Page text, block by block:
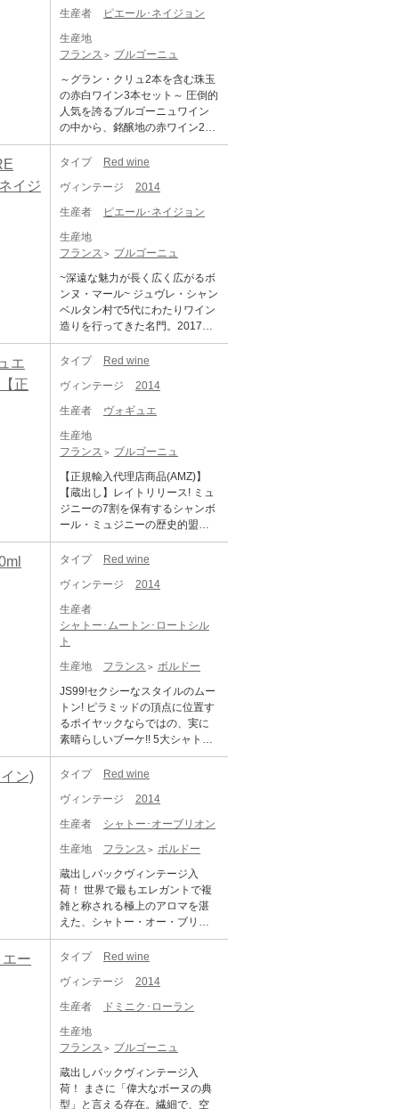
「超ウルトラ・ヴィエイユ・ヴ
有するコンブ・ドルヴォーの中
でも特に樹齢の古い樹から取れ
た葡萄を使い造られたキュヴ
ェ。 モレ・サン・ドニに本拠を
構え、家族4代にわたって続くド
メーヌです。1993年に現当主の
イン造り・ブドウ造りを大幅に
変更し、ワイン・スペクテータ
どその評価もうなぎのぼりに上
がって来ている大注目株です。
最新のクラスマンの評価では、
ーランなどと並ぶ「★★2つ星」
を獲得し、現段階では「さまざ
まな技法・最新技術を試してい
る段階です。これらを習熟すれ
ば昔ながらの手仕事に頼ってい
るだけでは到達できない高いレ
ベルの品質の安定を得られるだ
ろう」(途中略)とかなりの高評価
と将来に渡る期待を寄せられて
ジニー 1er ラ・コンブ・ドルヴ
ォー VV キュヴェ・ウルトラ」
は、ミュジニーに隣接している1
級畑で、実質的にはグラン・ク
リュに匹敵する酒質と地質を備
えています。グラン・クリュの
れた好立地の畑で、斜面上部は
となり、斜面下部は凝縮感が高
く深みがあり、フレッシュさも
ある味わいのワインとなりま
す。 この畑の最も樹齢の高い区
画のブドウを使用している特別
なキュヴェ。赤系果実にスミレ
アロマを持ち、果実の凝縮感が
高く、肉付きのよさと上品さを
兼ね備えた逸品です。 そして、
通常のラ・コンブ・ドルヴォー
「超ウルトラ・ヴィエイユ・ヴ
ィーニュ」ということです。 所
の中でも特に樹齢の古い樹から
取れた葡萄を使い造られたキュ
はありません。平均的なヴィン
テージでも色濃く、その濃さに
バランスする各要素の 強さを感
じさせる緊密な構成のワイン。
DOMAINE PERROT MINOT CHA
MBOLLE MUSIGNY PREMIER C
LLES VIGNES CUVEE ULTRA
ドメーヌ・ペロ・ミノ シャンボ
ブ・ドルヴォー VV キュヴェ・ウ
ルトラ 生産地：フランス ブルゴ
ーニュ コート・ド・ニュイ シャ
ンボール・ミュジニー 原産地呼
称：AOC. CHAMBOLLE MUSIG
生産者
ピエール･ネイジョン
生産地
フランス
ブルゴーニュ
～グラン・クリュ2本を含む珠玉
の赤白ワイン3本セット～ 圧倒的
人気を誇るブルゴーニュワイン
の中から、銘醸地の赤ワイン2本
と白ワイン１本を厳選しまし
た！ 赤ワインは、力強さと気品
ヴレ・シャンベルタン村の1級畑
に加え、深い奥行きと風格を備
ずれも熟成によって味わいに複
雑さが増した飲み頃の逸品で
す。 そして白ワインには、ブル
ゴーニュを代表する白の銘酒と
して世界中の愛好家から高い評
価を集める特級コルトン・シャ
感、長い余韻が織りなす堂々た
る味わいをお楽しみいただけま
に表現された3本は、それぞれ異
なる魅力を備えながらも、ブル
ゴーニュならではの繊細さと奥
す。ご自宅でじっくりと味わう
のはもちろん、大切な方との特
別な食卓を彩る一本としてもお
すすめです。 ラ・ヴィネならで
はのこだわりが詰まった、ブル
ゴーニュファン必見の贅沢なセ
レクションをぜひお楽しみくだ
さい。 ※総額\74,000相当、\24,0
00オフ！(税抜) -----------------------
--------------------------------------------
- 《セット内容》 【ジュヴレ・シ
ン・ジャック 2014 ピエール・ネ
イジョン】 ジュヴレ・シャンベ
ルタン村で5代にわたりワイン造
りを行ってきた名門。2017年に
ピエール氏は蔵元を去ってしま
てリュー・ディの個性をつぶさ
しいものがあります。 1級畑で特
級並みのワインを生み出すラヴ
ォー・サン・ジャックは、特に
人気のキュヴェ。10年余りの熟
は、心地よい果実味とキメ細や
かなタンニンを備えており、こ
の畑らしい上質な酸と豊富なミ
ネラル感が感じられるエレガン
熟成感を感じられる仕上がりと
なっています。 【コルトン・マ
18 カピタン・ガニェロ】 コー
ト・ド・ボーヌ地区ラドワの老
舗ドメーヌであるカピタン・ガ
当主となり、クラシックな味わ
いを継承しつつ、ポンソなども
使用している新素材の樹脂コル
イジ
タイプ
Red wine
ヴィンテージ
2014
生産者
ピエール･ネイジョン
生産地
フランス
ブルゴーニュ
~深遠な魅力が長く広く広がるボ
ンヌ・マール~ ジュヴレ・シャン
ベルタン村で5代にわたりワイン
造りを行ってきた名門。2017年
VTを最後にピエール氏は蔵を去
ってしまいましたが、古樹の葡
をつぶさに表現したそのワイン
は素晴らしいものがあります。
は、若い頃の気難しさは程よく
ほぐれ、まだまだその先がある
深遠さは感じるものの、コクの
ある果実味と野性味のある風味
を纏った風格漂う味わいが長く
続く、見事な仕上りとなってい
エ
正
タイプ
Red wine
ヴィンテージ
2014
生産者
ヴォギュエ
生産地
フランス
ブルゴーニュ
【正規輸入代理店商品(AMZ)】
【蔵出し】レイトリリース! ミュ
ジニーの7割を保有するシャンボ
ール・ミュジニーの歴史的盟主!
偉大な特級畑から造られる、長
期熟成のポテンシャルを秘めた
ルジュ・ド・ヴォギュエは、シ
ャンボール・ミュジニー最高の
生産者です。1450年以来、代々
のヴォギュエ一族によって受け
が憧れるグラン・クリュ、「ミ
ュジニー」最大の所有者です。1
0.85haのミュジニーのうち、そ
の7割に相当する7.2ha、ボン
ヌ・マールもこのクリマ最大の2.
年より醸造責任者を務めている
フランソワ・ミレ氏の手によっ
件に合わせて造り方を変える方
法を始めた結果、目を見張る高
せ、ブルゴーニュきっての揺る
ぎない品質を保つ、誰もが恋焦
がれるワインを生みだしていま
す。著名なワイン評論家のロバ
ート・パーカー氏も、彼のこと
を五つ星生産者として高く評価
しています。 「ボンヌ・マール
グラン・クリュ」は、ヴォギュ
エの所有するボンヌ・マールの
アペラシオンのうち、約2割も保
有する最大の生産者です。ボン
ヌ・マールは、モレ・サン・ド
ニ村とシャンボール・ミュジニ
ー村にまたがる特級畑。シャン
タイプ
Red wine
ヴィンテージ
2014
生産者
シャトー･ムートン･ロートシル
ト
生産地
フランス
ボルドー
JS99!セクシーなスタイルのムー
トン! ピラミッドの頂点に位置す
るポイヤックならではの、実に
素晴らしいブーケ!! 5大シャトー
の中で、最も豪勢なワイン「ム
ートン・ロートシルト」 格付け
付け第1級に昇格したシャトー・
ムートン・ロートシルト。5大シ
勢と評される味わいと、毎年、
稀代の著名なアーティストが描
くアートラベルで、世界中のワ
インラヴァーを愉しませる一流
のシャトー！飲み頃になるまで
いくエレガントなブーケと豊か
なボディを持つシャトー・ムー
に"比類ない"ワインと言えるでし
ょう。 ■テイスティングコメント
■ 鮮やかな赤いカラー、紫かかっ
で、上質に成熟した果実特有の
風味が感じられます。ほのかに
ン)
タイプ
Red wine
ヴィンテージ
2014
生産者
シャトー･オーブリオン
生産地
フランス
ボルドー
蔵出しバックヴィンテージ入
荷！ 世界で最もエレガントで複
雑と称される極上のアロマを湛
えた、シャトー・オー・ブリオ
ン。 格付け第1級。グラーヴ地区
ペサック・レオニャンに位置し
と知名度を誇っており5大シャト
ーの中で唯一メドック外から第1
シャトーと比べ、メルローの比
率が高いという特徴をもち、パ
ーカーからは「豊かな香りとエ
レガントさではオー・ブリオン
の右に出るものはいない。この1
ー
タイプ
Red wine
ヴィンテージ
2014
生産者
ドミニク･ローラン
生産地
フランス
ブルゴーニュ
蔵出しバックヴィンテージ入
荷！ まさに「偉大なボーヌの典
型」と言える存在。繊細で、空